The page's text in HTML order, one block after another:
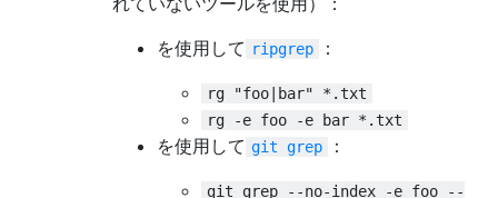
を使用して ripgrep ：
rg "foo|bar" *.txt
rg -e foo -e bar *.txt
を使用して git grep ：
git grep --no-index -e foo --